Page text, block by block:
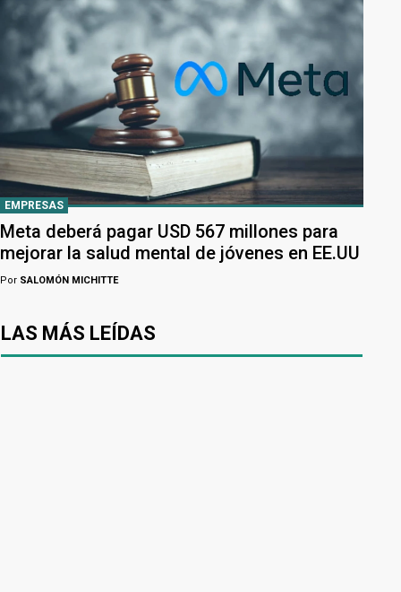
EMPRESAS
Meta deberá pagar USD 567 millones para
mejorar la salud mental de jóvenes en EE.UU
Por SALOMÓN MICHITTE
LAS MÁS LEÍDAS